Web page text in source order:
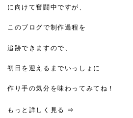
に向けて奮闘中ですが、
このブログで制作過程を
追跡できますので、
初日を迎えるまでいっしょに
作り手の気分を味わってみてね！
もっと詳しく見る ⇒